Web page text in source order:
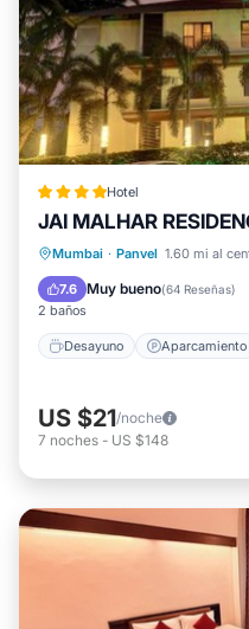
Hotel
JAI MALHAR
Mumbai · Panvel 1.60 mi al
7.6 Muy bueno(64 Reseñas)
2 baños
Desayuno Aparcamiento
Desayuno
Aire acondicionado
US $21/noche
7 noches - US $148